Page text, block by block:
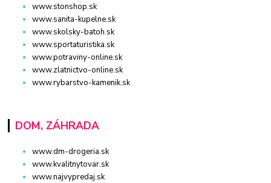
www.stonshop.sk
www.sanita-kupelne.sk
www.skolsky-batoh.sk
www.sportaturistika.sk
www.potraviny-online.sk
www.zlatnictvo-online.sk
www.rybarstvo-kamenik.sk
DOM, ZÁHRADA
www.dm-drogeria.sk
www.kvalitnytovar.sk
www.najvypredaj.sk